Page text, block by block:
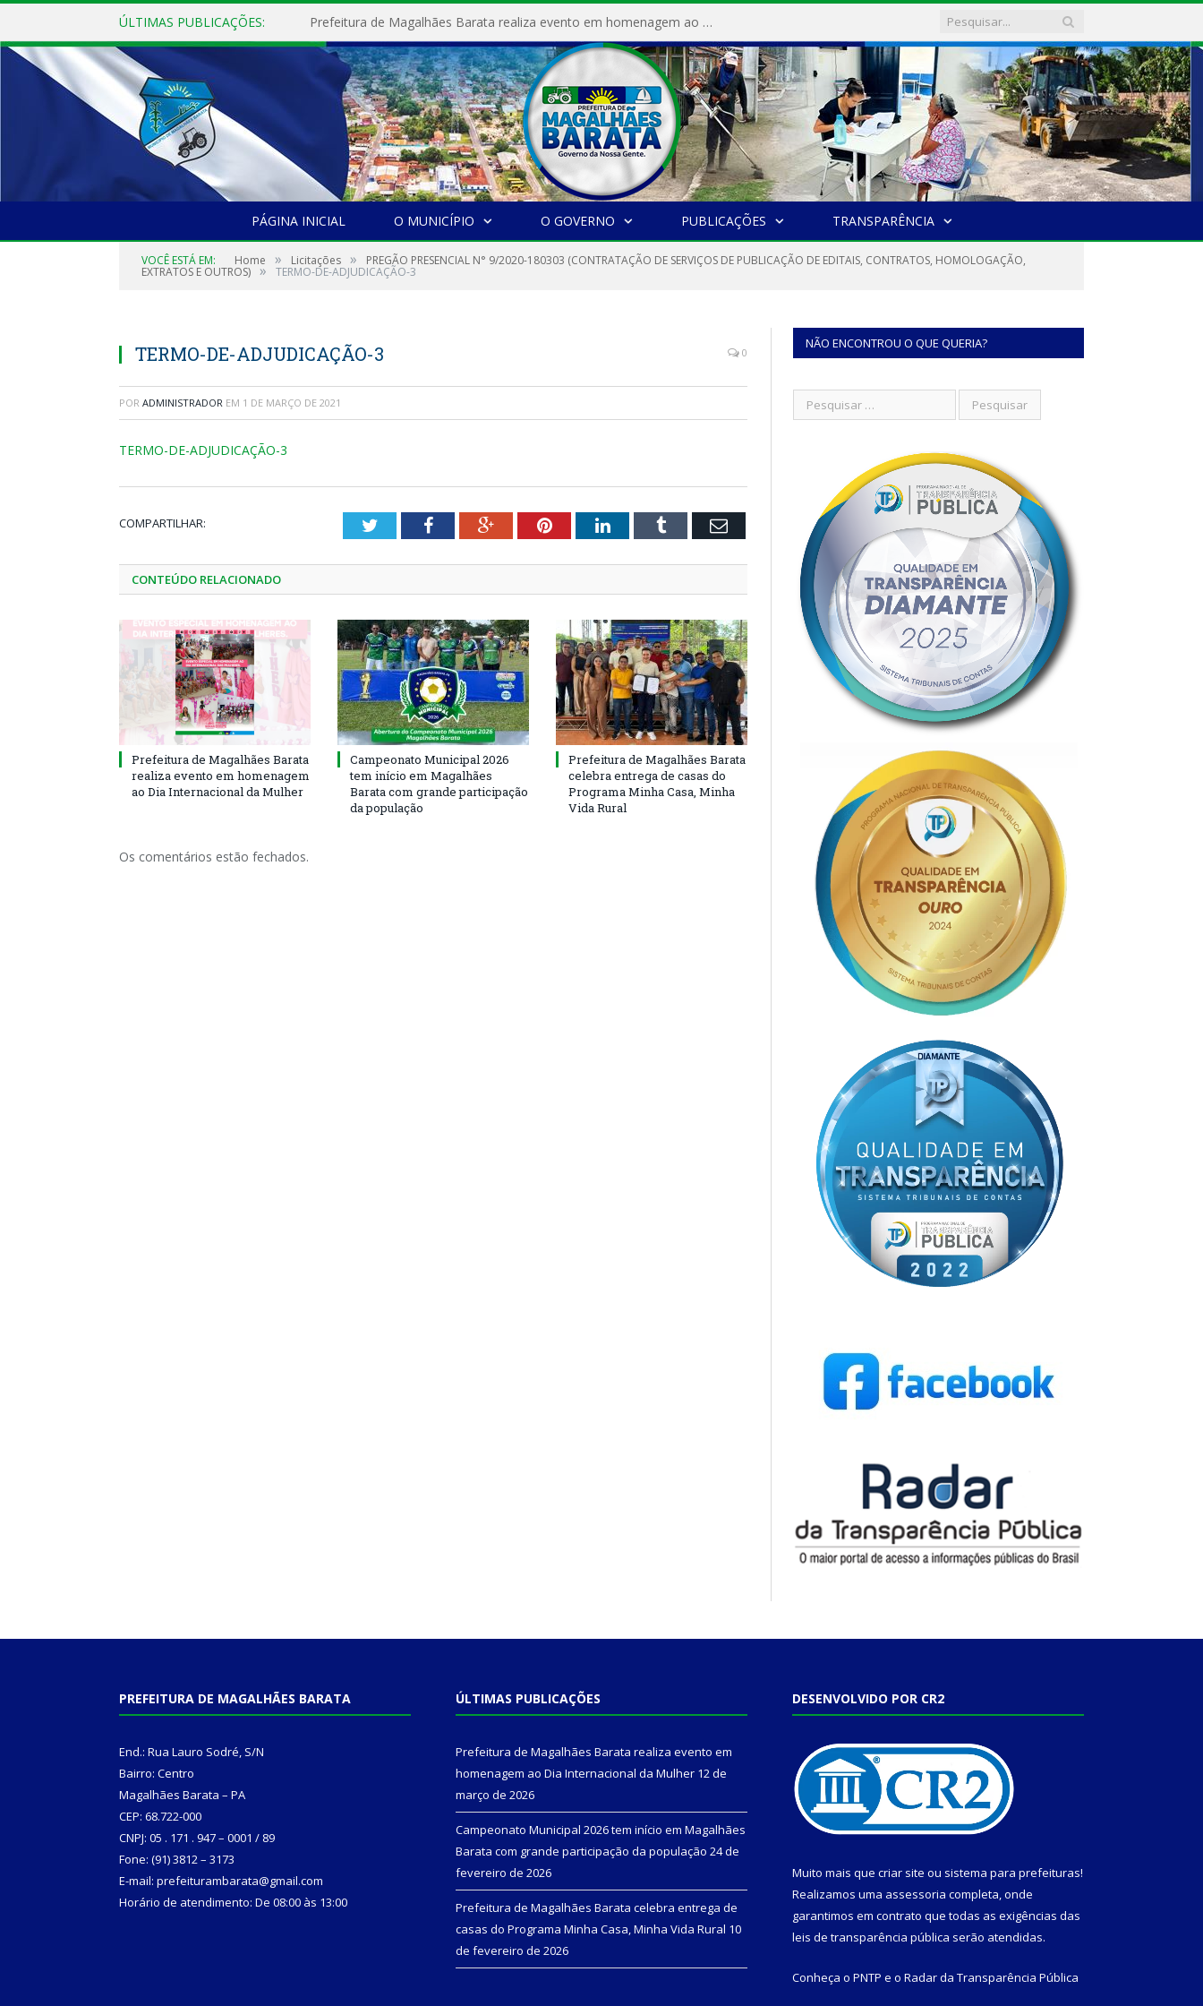
ÚLTIMAS PUBLICAÇÕES: Prefeitura de Magalhães Barata realiza evento em homenagem ao Dia Internacional da Mulher
PÁGINA INICIAL O MUNICÍPIO O GOVERNO PUBLICAÇÕES TRANSPARÊNCIA
VOCÊ ESTÁ EM: Home » Licitações » PREGÃO PRESENCIAL N° 9/2020-180303 (CONTRATAÇÃO DE SERVIÇOS DE PUBLICAÇÃO DE EDITAIS, CONTRATOS, HOMOLOGAÇÃO,
EXTRATOS E OUTROS) » TERMO-DE-ADJUDICAÇÃO-3
TERMO-DE-ADJUDICAÇÃO-3 0
POR ADMINISTRADOR EM 1 DE MARÇO DE 2021
TERMO-DE-ADJUDICAÇÃO-3
COMPARTILHAR: TwitterFacebookGoogle+PinterestLinkedInTumblr Email
CONTEÚDO RELACIONADO
Prefeitura de Magalhães Barata
realiza evento em homenagem
ao Dia Internacional da Mulher
Campeonato Municipal 2026
tem início em Magalhães
Barata com grande participação
da população
Prefeitura de Magalhães Barata
celebra entrega de casas do
Programa Minha Casa, Minha
Vida Rural
Os comentários estão fechados.
NÃO ENCONTROU O QUE QUERIA?
PREFEITURA DE MAGALHÃES BARATA
End.: Rua Lauro Sodré, S/N
Bairro: Centro
Magalhães Barata – PA
CEP: 68.722-000
CNPJ: 05 . 171 . 947 – 0001 / 89
Fone: (91) 3812 – 3173
E-mail: prefeiturambarata@gmail.com
Horário de atendimento: De 08:00 às 13:00
ÚLTIMAS PUBLICAÇÕES
Prefeitura de Magalhães Barata realiza evento em
homenagem ao Dia Internacional da Mulher 12 de
março de 2026
Campeonato Municipal 2026 tem início em Magalhães
Barata com grande participação da população 24 de
fevereiro de 2026
Prefeitura de Magalhães Barata celebra entrega de
casas do Programa Minha Casa, Minha Vida Rural 10
de fevereiro de 2026
DESENVOLVIDO POR CR2
Muito mais que criar site ou sistema para prefeituras!
Realizamos uma assessoria completa, onde
garantimos em contrato que todas as exigências das
leis de transparência pública serão atendidas.
Conheça o PNTP e o Radar da Transparência Pública